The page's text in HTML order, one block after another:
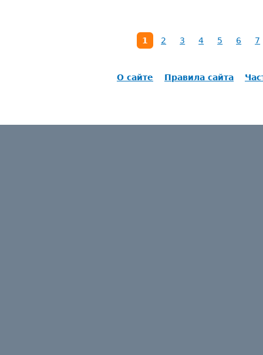
1 2 3 4 5 6 7
О сайте Правила сайта